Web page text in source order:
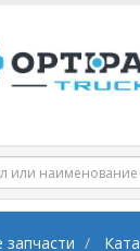
запчасти